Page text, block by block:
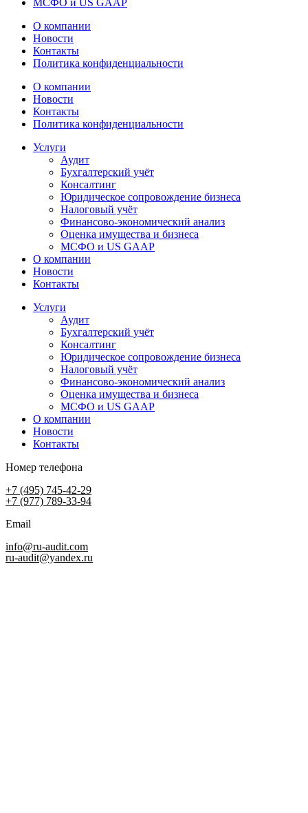
МСФО и US GAAP
О компании
Новости
Контакты
Политика конфиденциальности
О компании
Новости
Контакты
Политика конфиденциальности
Услуги
Аудит
Бухгалтерский учёт
Консалтинг
Юридическое сопровождение бизнеса
Налоговый учёт
Финансово-экономический анализ
Оценка имущества и бизнеса
МСФО и US GAAP
О компании
Новости
Контакты
Услуги
Аудит
Бухгалтерский учёт
Консалтинг
Юридическое сопровождение бизнеса
Налоговый учёт
Финансово-экономический анализ
Оценка имущества и бизнеса
МСФО и US GAAP
О компании
Новости
Контакты
Номер телефона
+7 (495) 745-42-29
+7 (977) 789-33-94
Email
info@ru-audit.com
ru-audit@yandex.ru